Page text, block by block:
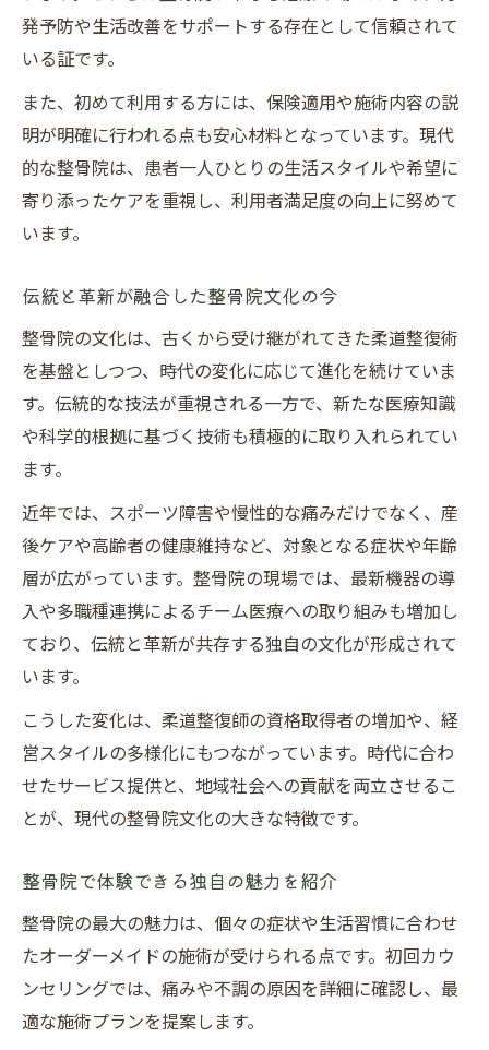
発予防や生活改善をサポートする存在として信頼されて
いる証です。
また、初めて利用する方には、保険適用や施術内容の説
明が明確に行われる点も安心材料となっています。現代
的な整骨院は、患者一人ひとりの生活スタイルや希望に
寄り添ったケアを重視し、利用者満足度の向上に努めて
います。
伝統と革新が融合した整骨院文化の今
整骨院の文化は、古くから受け継がれてきた柔道整復術
を基盤としつつ、時代の変化に応じて進化を続けていま
す。伝統的な技法が重視される一方で、新たな医療知識
や科学的根拠に基づく技術も積極的に取り入れられてい
ます。
近年では、スポーツ障害や慢性的な痛みだけでなく、産
後ケアや高齢者の健康維持など、対象となる症状や年齢
層が広がっています。整骨院の現場では、最新機器の導
入や多職種連携によるチーム医療への取り組みも増加し
ており、伝統と革新が共存する独自の文化が形成されて
います。
こうした変化は、柔道整復師の資格取得者の増加や、経
営スタイルの多様化にもつながっています。時代に合わ
せたサービス提供と、地域社会への貢献を両立させるこ
とが、現代の整骨院文化の大きな特徴です。
整骨院で体験できる独自の魅力を紹介
整骨院の最大の魅力は、個々の症状や生活習慣に合わせ
たオーダーメイドの施術が受けられる点です。初回カウ
ンセリングでは、痛みや不調の原因を詳細に確認し、最
適な施術プランを提案します。